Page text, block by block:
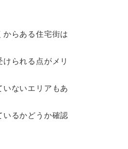
らある住宅街は
られる点がメリ
ないエリアもあ
いるかどうか確認